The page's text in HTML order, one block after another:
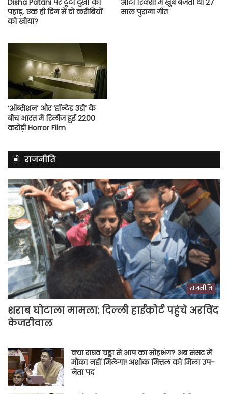
पहाड़, एक ही दिन में दो करीबियों
को खोया?
साल पुराना गीत
‘ऑब्सेशन’ और ‘हॉन्टेड 3डी’ के
बीच भारत में रिलीज हुई 2200
करोड़ी Horror Film
राजनीति
राजनीति
शराब घोटाला मामला: दिल्ली हाईकोर्ट पहुंचे अरविंद
केजरीवाल
क्या राघव चड्ढा से आप का मोहभंग? अब संसद में
मौका नहीं मिलेगा! अशोक मित्तल को मिला उप-
नेता पद